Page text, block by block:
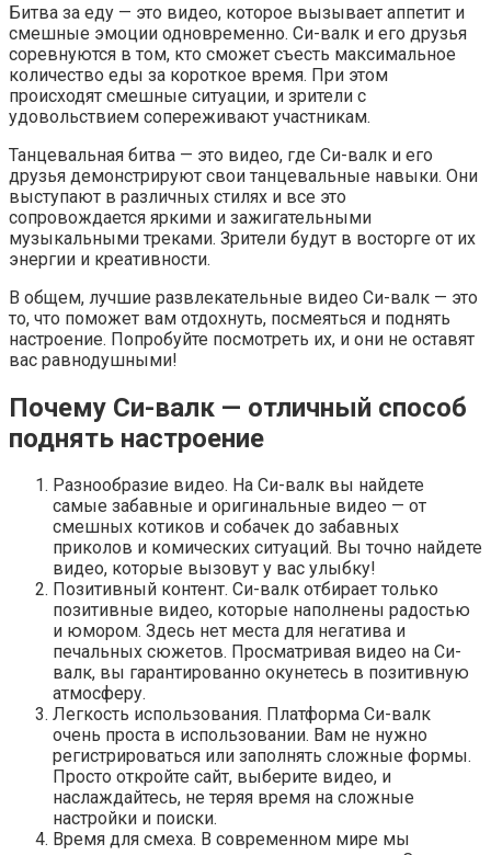
Битва за еду — это видео, которое вызывает аппетит и
смешные эмоции одновременно. Си-валк и его друзья
соревнуются в том, кто сможет съесть максимальное
количество еды за короткое время. При этом
происходят смешные ситуации, и зрители с
удовольствием сопереживают участникам.
Танцевальная битва — это видео, где Си-валк и его
друзья демонстрируют свои танцевальные навыки. Они
выступают в различных стилях и все это
сопровождается яркими и зажигательными
музыкальными треками. Зрители будут в восторге от их
энергии и креативности.
В общем, лучшие развлекательные видео Си-валк — это
то, что поможет вам отдохнуть, посмеяться и поднять
настроение. Попробуйте посмотреть их, и они не оставят
вас равнодушными!
Почему Си-валк — отличный способ
поднять настроение
Разнообразие видео. На Си-валк вы найдете
самые забавные и оригинальные видео — от
смешных котиков и собачек до забавных
приколов и комических ситуаций. Вы точно найдете
видео, которые вызовут у вас улыбку!
Позитивный контент. Си-валк отбирает только
позитивные видео, которые наполнены радостью
и юмором. Здесь нет места для негатива и
печальных сюжетов. Просматривая видео на Си-
валк, вы гарантированно окунетесь в позитивную
атмосферу.
Легкость использования. Платформа Си-валк
очень проста в использовании. Вам не нужно
регистрироваться или заполнять сложные формы.
Просто откройте сайт, выберите видео, и
наслаждайтесь, не теряя время на сложные
настройки и поиски.
Время для смеха. В современном мире мы